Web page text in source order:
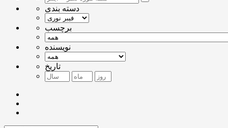
دسته بندی
برچسب
نویسنده
تاریخ